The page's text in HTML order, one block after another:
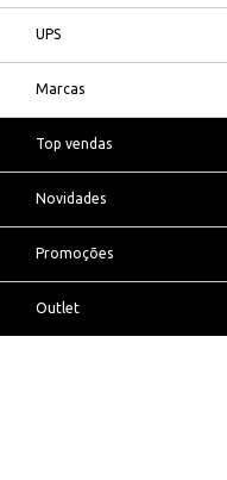
UPS
Marcas
Top vendas
Novidades
Promoções
Outlet